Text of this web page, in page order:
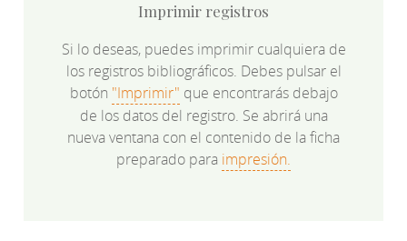
Imprimir registros
Si lo deseas, puedes imprimir cualquiera de
los registros bibliográficos. Debes pulsar el
botón "Imprimir" que encontrarás debajo
de los datos del registro. Se abrirá una
nueva ventana con el contenido de la ficha
preparado para impresión.